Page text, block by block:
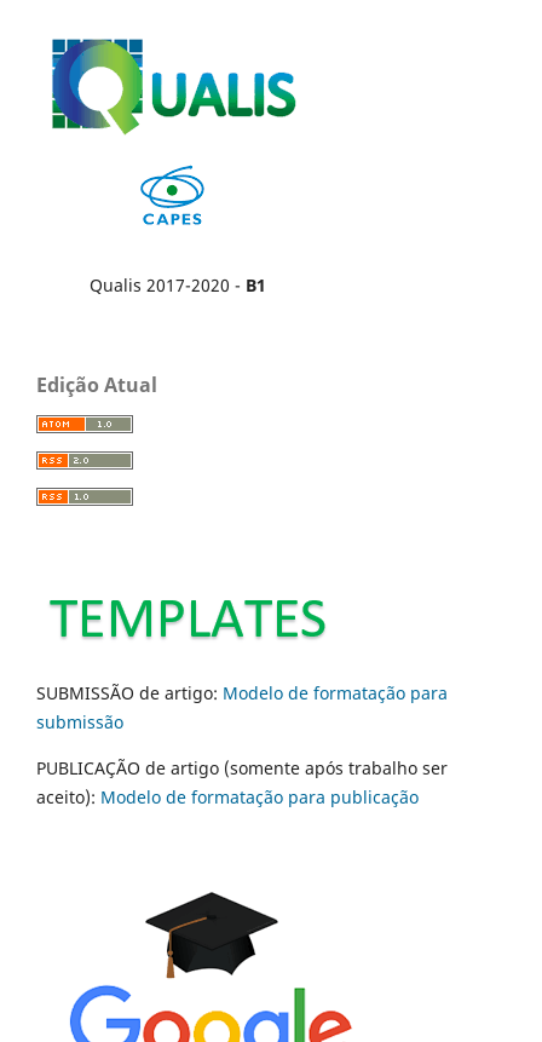
Qualis 2017-2020 - B1
Edição Atual
SUBMISSÃO de artigo: Modelo de formatação para
submissão
PUBLICAÇÃO de artigo (somente após trabalho ser
aceito): Modelo de formatação para publicação